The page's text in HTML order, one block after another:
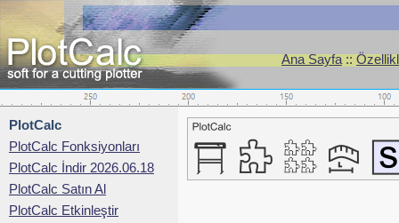
Ana Sayfa::
PlotCalc
PlotCalc Fonksiyonları
PlotCalc İndir 2026.06.18
PlotCalc Satın Al
PlotCalc Etkinleştir